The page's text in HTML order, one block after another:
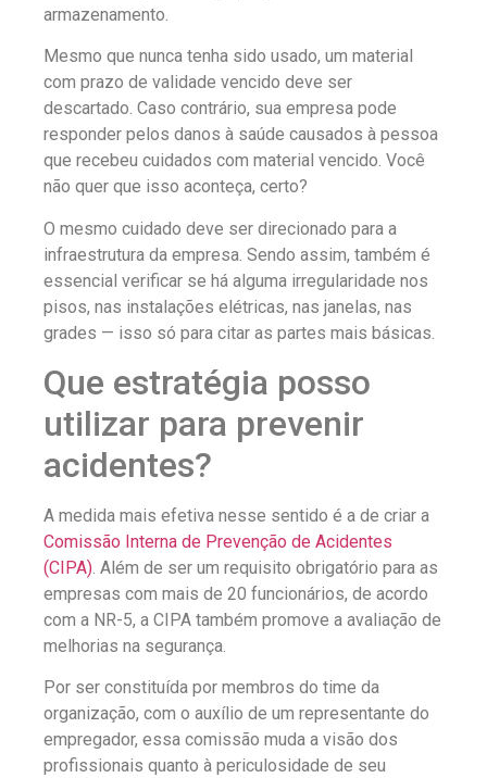
armazenamento.
Mesmo que nunca tenha sido usado, um material
com prazo de validade vencido deve ser
descartado. Caso contrário, sua empresa pode
responder pelos danos à saúde causados à pessoa
que recebeu cuidados com material vencido. Você
não quer que isso aconteça, certo?
O mesmo cuidado deve ser direcionado para a
infraestrutura da empresa. Sendo assim, também é
essencial verificar se há alguma irregularidade nos
pisos, nas instalações elétricas, nas janelas, nas
grades — isso só para citar as partes mais básicas.
Que estratégia posso
utilizar para prevenir
acidentes?
A medida mais efetiva nesse sentido é a de criar a
Comissão Interna de Prevenção de Acidentes
(CIPA). Além de ser um requisito obrigatório para as
empresas com mais de 20 funcionários, de acordo
com a NR-5, a CIPA também promove a avaliação de
melhorias na segurança.
Por ser constituída por membros do time da
organização, com o auxílio de um representante do
empregador, essa comissão muda a visão dos
profissionais quanto à periculosidade de seu